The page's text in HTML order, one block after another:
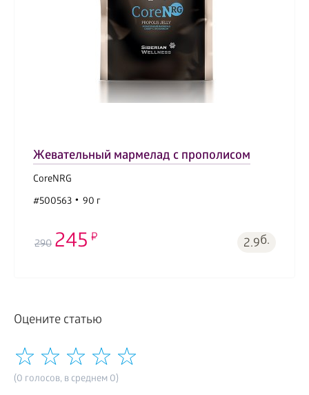
Жевательный мармелад с прополисом
CoreNRG
#500563
90 г
290 245 2.9б.
Оцените статью
(0 голосов, в среднем 0)